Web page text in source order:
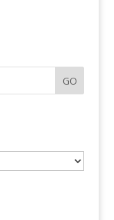
GO